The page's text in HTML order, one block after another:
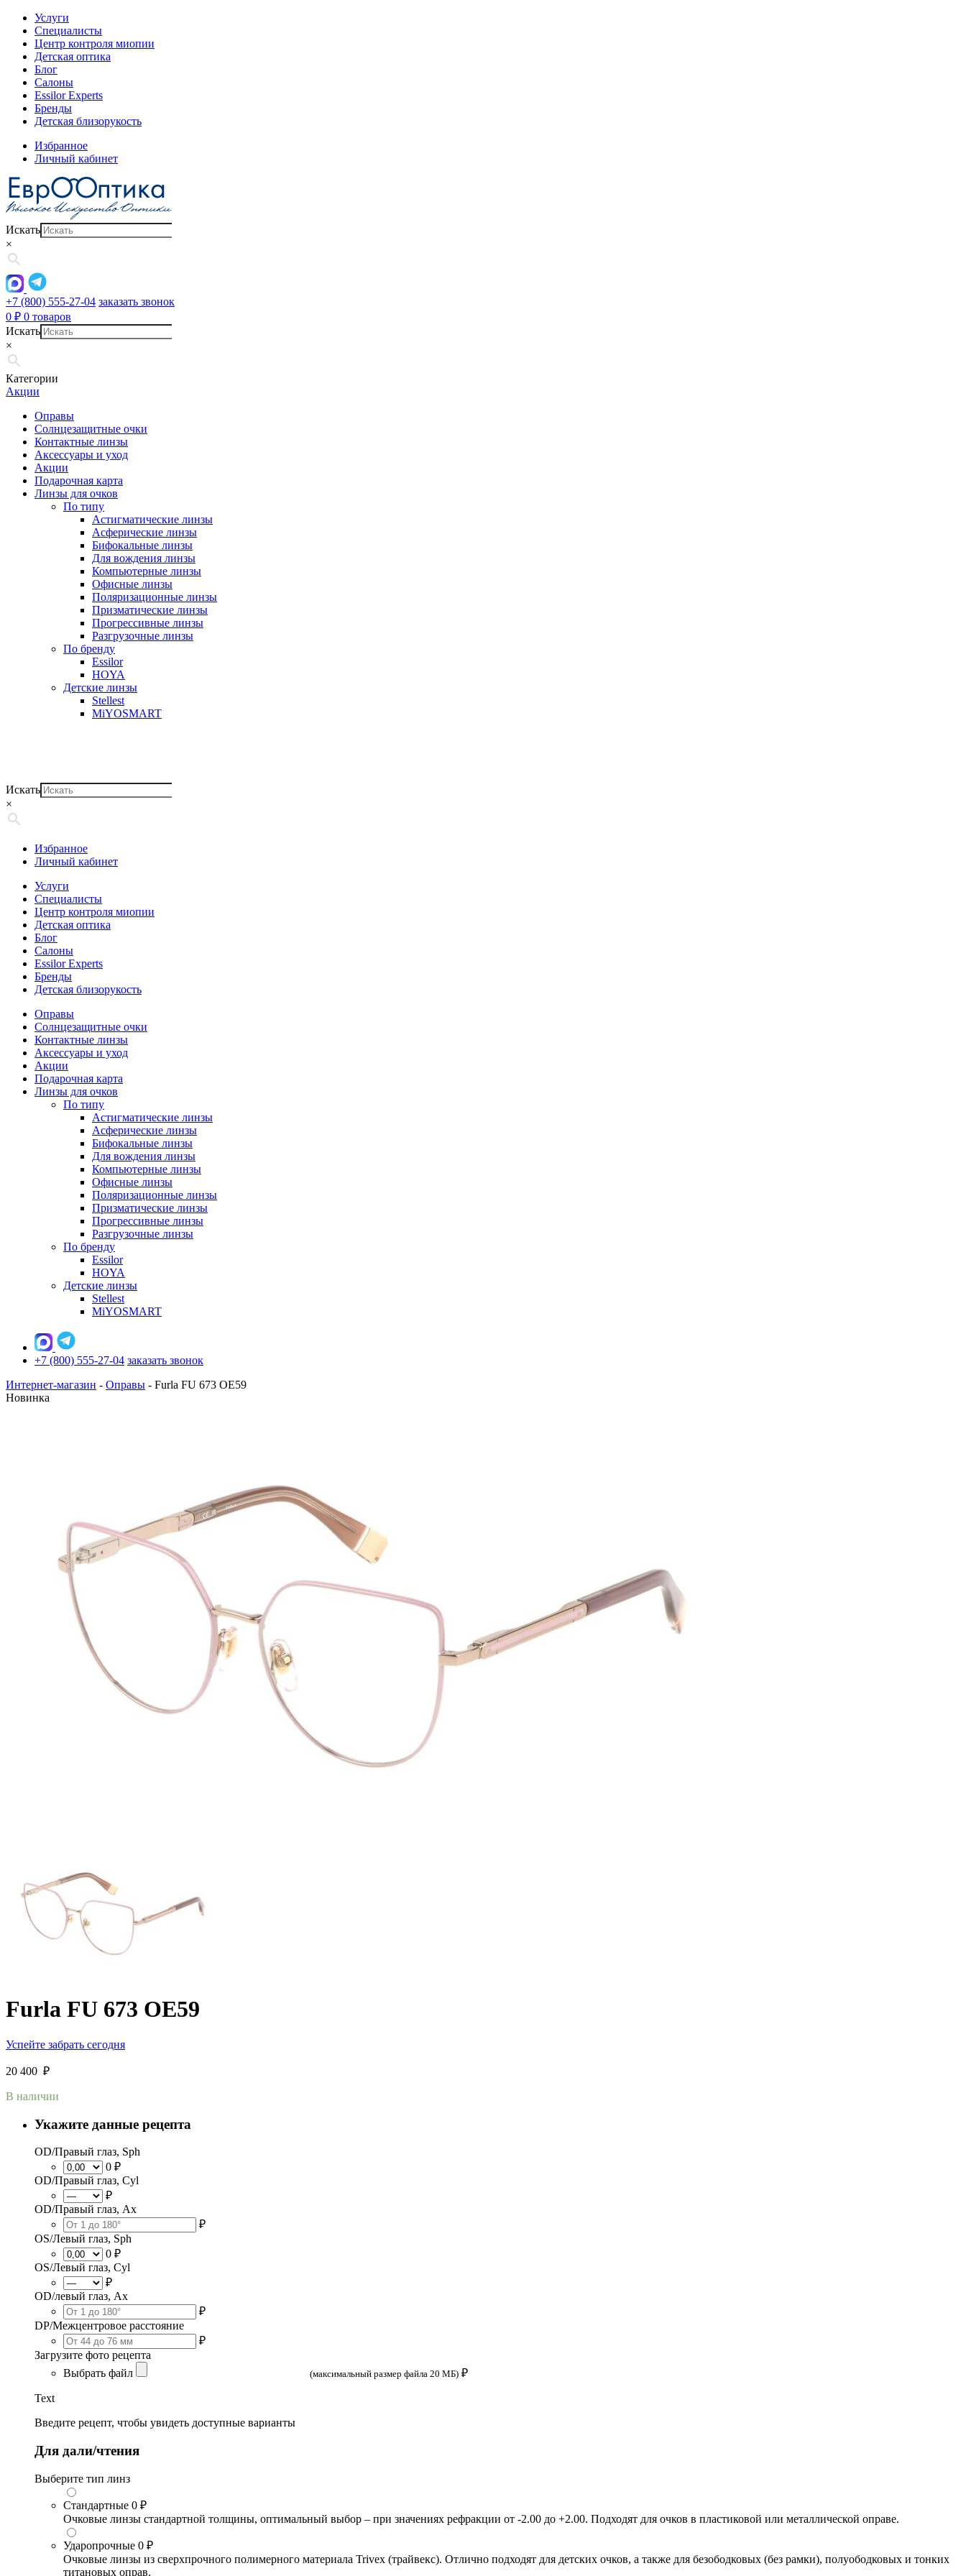
Услуги
Специалисты
Центр контроля миопии
Детская оптика
Блог
Салоны
Essilor Experts
Бренды
Детская близорукость
Избранное
Личный кабинет
Искать
×
+7 (800) 555-27-04 заказать звонок
0 ₽ 0 товаров
Искать
×
Категории
Акции
Оправы
Солнцезащитные очки
Контактные линзы
Аксессуары и уход
Акции
Подарочная карта
Линзы для очков
По типу
Астигматические линзы
Асферические линзы
Бифокальные линзы
Для вождения линзы
Компьютерные линзы
Офисные линзы
Поляризационные линзы
Призматические линзы
Прогрессивные линзы
Разгрузочные линзы
По бренду
Essilor
HOYA
Детские линзы
Stellest
MiYOSMART
Искать
×
Избранное
Личный кабинет
Услуги
Специалисты
Центр контроля миопии
Детская оптика
Блог
Салоны
Essilor Experts
Бренды
Детская близорукость
Оправы
Солнцезащитные очки
Контактные линзы
Аксессуары и уход
Акции
Подарочная карта
Линзы для очков
По типу
Астигматические линзы
Асферические линзы
Бифокальные линзы
Для вождения линзы
Компьютерные линзы
Офисные линзы
Поляризационные линзы
Призматические линзы
Прогрессивные линзы
Разгрузочные линзы
По бренду
Essilor
HOYA
Детские линзы
Stellest
MiYOSMART
+7 (800) 555-27-04 заказать звонок
Интернет-магазин - Оправы - Furla FU 673 OE59
Новинка
Furla FU 673 OE59
Успейте забрать сегодня
20 400 ₽
В наличии
Укажите данные рецепта
OD/Правый глаз, Sph
0 ₽
OD/Правый глаз, Cyl
₽
OD/Правый глаз, Ax
₽
OS/Левый глаз, Sph
0 ₽
OS/Левый глаз, Cyl
₽
OD/левый глаз, Ax
₽
DP/Межцентровое расстояние
₽
Загрузите фото рецепта
Выбрать файл
(максимальный размер файла 20 МБ) ₽
Text
Введите рецепт, чтобы увидеть доступные варианты
Для дали/чтения
Выберите тип линз
Стандартные 0 ₽
Очковые линзы стандартной толщины, оптимальный выбор – при значениях рефракции от -2.00 до +2.00. Подходят для очков в пластиковой или металлической оправе.
Ударопрочные 0 ₽
Очковые линзы из сверхпрочного полимерного материала Trivex (трайвекс). Отлично подходят для детских очков, а также для безободковых (без рамки), полуободковых и тонких
титановых оправ.